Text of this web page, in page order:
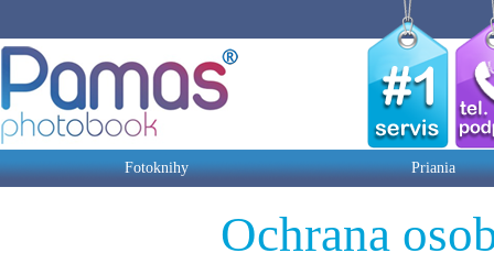
Fotoknihy Priania
Ochrana